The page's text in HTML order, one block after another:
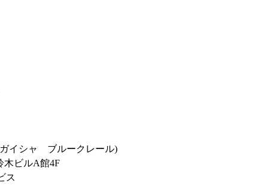
イシャ ブルークレール)
ビルA館4F
ス